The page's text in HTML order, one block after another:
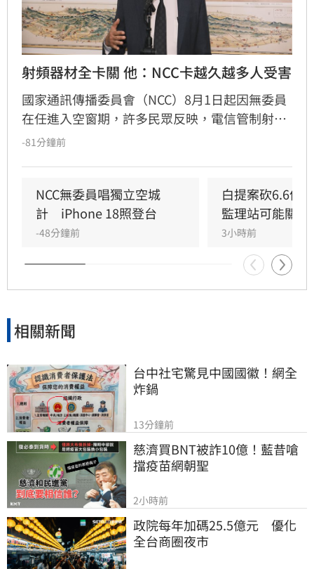
射頻器材全卡關 他：NCC卡越久越多人受害
國家通訊傳播委員會（NCC）8月1日起因無委員
在任進入空窗期，許多民眾反映，電信管制射頻
器材因無法獲得許可，全部卡在海關。民進黨立
市公司每天都得支付龐大倉儲費用，因此向他陳
情詢問，到底何時才能通過人事案，讓林俊憲忍
不住感嘆，「人事案可以有不同立場，但不該讓
-81分鐘前
NCC無委員唱獨立空城
計　iPhone 18照登台
-48分鐘前
白提案砍6.6億
監理站可能關門
3小時前
相關新聞
台中社宅驚見中國國徽！網全
炸鍋
13分鐘前
慈濟買BNT被詐10億！藍昔嗆
擋疫苗網朝聖
2小時前
政院每年加碼25.5億元　優化
全台商圈夜市